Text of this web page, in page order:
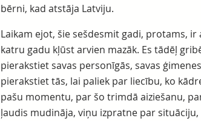
bērni, kad atstāja Latviju.
Laikam ejot, šie sešdesmit gadi, protams,
katru gadu kļūst arvien mazāk. Es tādēļ
pierakstiet savas personīgās, savas
pierakstiet tās, lai paliek par liecību, ko
pašu momentu, par šo trimdā aiziešanu,
ļaudis mudināja, viņu izpratne par